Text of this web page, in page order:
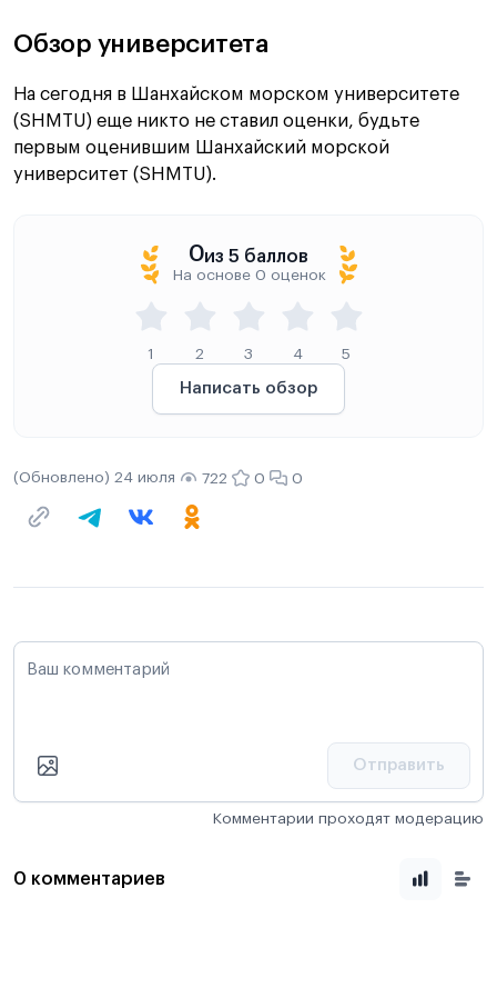
Обзор университета
На сегодня в Шанхайском морском университете
(SHMTU) еще никто не ставил оценки, будьте
первым оценившим Шанхайский морской
университет (SHMTU).
1 2 3 4 5
0из 5 баллов
На основе 0 оценок
Написать обзор
(Обновлено) 24 июля 722 0 0
Ваш комментарий
Отправить
Комментарии проходят модерацию
0 комментариев